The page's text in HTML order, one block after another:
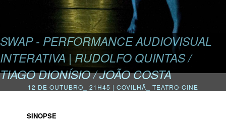
SWAP - PERFORMANCE AUDIOVISUAL
INTERATIVA | RUDOLFO QUINTAS /
TIAGO DIONÍSIO / JOÃO COSTA
12 DE OUTUBRO_ 21H45 | COVILHÃ_ TEATRO-CINE
SINOPSE